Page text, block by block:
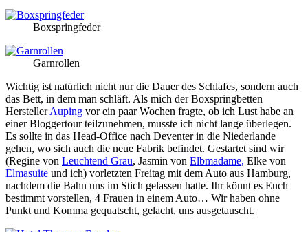
Boxspringfeder
Garnrollen
Wichtig ist natürlich nicht nur die Dauer des Schlafes, sondern auch
das Bett, in dem man schläft. Als mich der Boxspringbetten
HerstellerAuping vor ein paar Wochen fragte, ob ich Lust habe an
einer Bloggertour teilzunehmen, musste ich nicht lange überlegen.
Es sollte in das Head-Office nach Deventer in die Niederlande
gehen, wo sich auch die neue Fabrik befindet. Gestartet sind wir
(Regine von Leuchtend Grau, Jasmin von Elbmadame, Elke von
Elmasuite und ich) vorletzten Freitag mit dem Auto aus Hamburg,
nachdem die Bahn uns im Stich gelassen hatte. Ihr könnt es Euch
bestimmt vorstellen, 4 Frauen in einem Auto… Wir haben ohne
Punkt und Komma gequatscht, gelacht, uns ausgetauscht.